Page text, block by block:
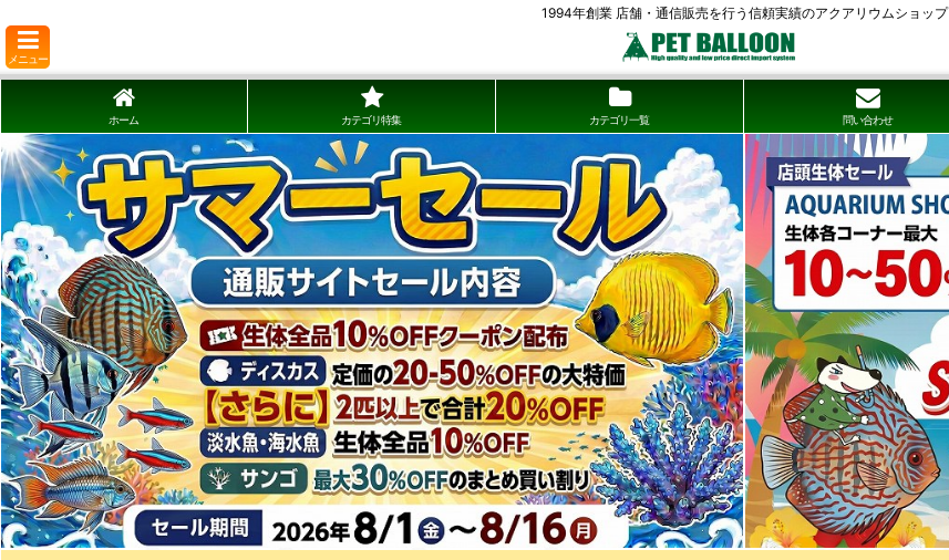
1994年創業 店舗・通信販売を行う信頼実績のアクアリウムショップ
メニュー
ホーム カテゴリ特集 カテゴリ一覧 問い合わせ